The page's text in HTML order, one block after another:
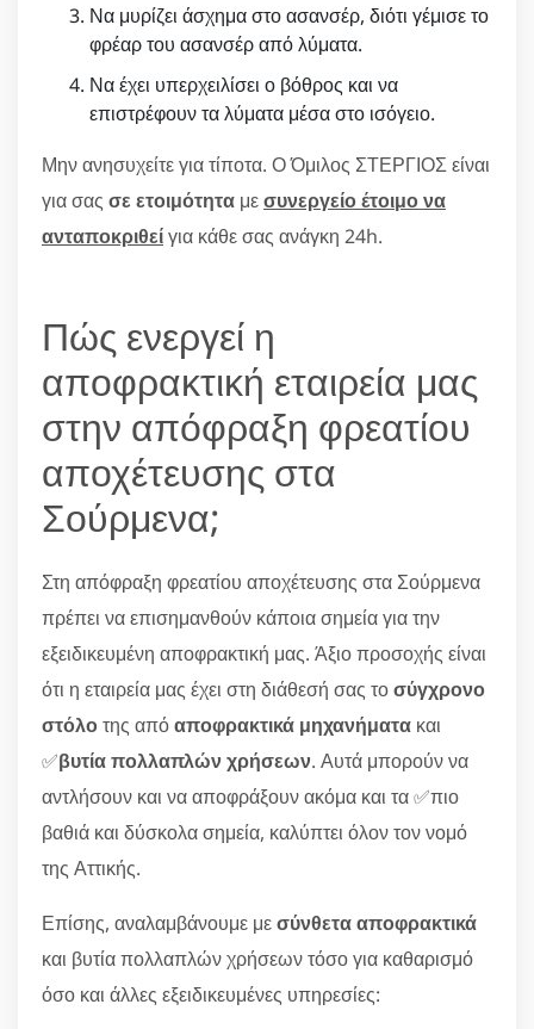
Να μυρίζει άσχημα στο ασανσέρ, διότι γέμισε το
φρέαρ του ασανσέρ από λύματα.
Να έχει υπερχειλίσει ο βόθρος και να
επιστρέφουν τα λύματα μέσα στο ισόγειο.
Μην ανησυχείτε για τίποτα. Ο Όμιλος ΣΤΕΡΓΙΟΣ είναι
για σας σε ετοιμότητα μεσυνεργείο έτοιμο να
ανταποκριθείγια κάθε σας ανάγκη 24h.
Πώς ενεργεί η
αποφρακτική εταιρεία μας
στην απόφραξη φρεατίου
αποχέτευσης στα
Σούρμενα;
Στη απόφραξη φρεατίου αποχέτευσης στα Σούρμενα
πρέπει να επισημανθούν κάποια σημεία για την
εξειδικευμένη αποφρακτική μας. Άξιο προσοχής είναι
ότι η εταιρεία μας έχει στη διάθεσή σας τοσύγχρονο
στόλοτης απόαποφρακτικά μηχανήματα και
✅βυτία πολλαπλών χρήσεων. Αυτά μπορούν να
αντλήσουν και να αποφράξουν ακόμα και τα ✅πιο
βαθιά και δύσκολα σημεία, καλύπτει όλον τον νομό
της Αττικής.
Επίσης, αναλαμβάνουμε μεσύνθετα αποφρακτικά
και βυτία πολλαπλών χρήσεων τόσο για καθαρισμό
όσο και άλλες εξειδικευμένες υπηρεσίες: